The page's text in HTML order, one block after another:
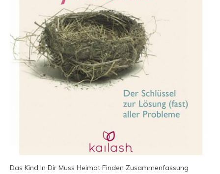
Das Kind In Dir Muss Heimat Finden Zusammenfassung